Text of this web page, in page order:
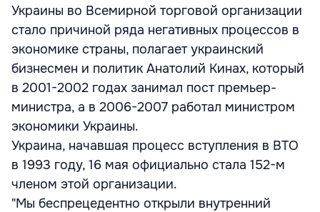
Украины во Всемирной торговой организации
стало причиной ряда негативных процессов в
экономике страны, полагает украинский
бизнесмен и политик Анатолий Кинах, который
в 2001-2002 годах занимал пост премьер-
министра, а в 2006-2007 работал министром
экономики Украины.
Украина, начавшая процесс вступления в ВТО
в 1993 году, 16 мая официально стала 152-м
членом этой организации.
"Мы беспрецедентно открыли внутренний